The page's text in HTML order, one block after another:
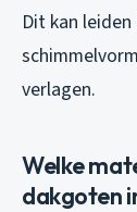
Dit kan
verlagen.
Welke
dakgoten